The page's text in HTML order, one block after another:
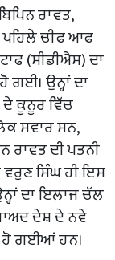
ਰਾਵਤ,
ਪਹਿਲੇ ਚੀਫ ਆਫ
(ਸੀਡੀਐਸ) ਦਾ
ਉਨ੍ਹਾਂ ਦਾ
ਦੇ ਕੂਨੂਰ ਵਿੱਚ
ਸਵਾਰ ਸਨ,
ਰਾਵਤ ਦੀ ਪਤਨੀ
ਵਰੁਣ ਸਿੰਘ ਹੀ ਇਸ
ਦਾ ਇਲਾਜ ਚੱਲ
ਦੇਸ਼ ਦੇ ਨਵੇਂ
ਹੋ ਗਈਆਂ ਹਨ।